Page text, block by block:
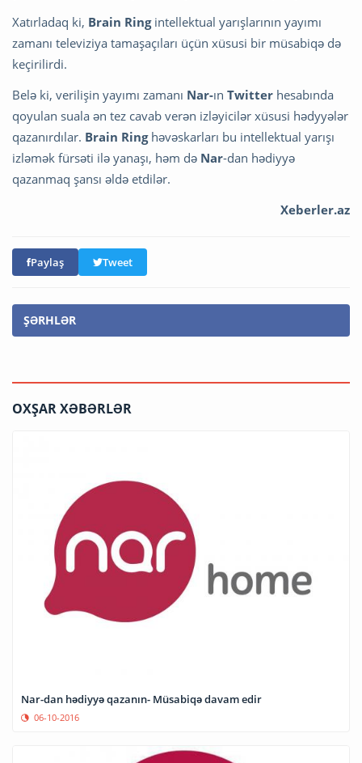
Xatırladaq ki, Brain Ringintellektual yarışlarının yayımı
zamanı televiziya tamaşaçıları üçün xüsusi bir müsabiqə də
keçirilirdi.
Belə ki, verilişin yayımı zamanı Nar-ın Twitter hesabında
qoyulan suala ən tez cavab verən izləyicilər xüsusi hədyyələr
qazanırdılar. Brain Ringhəvəskarları bu intellektual yarışı
izləmək fürsəti ilə yanaşı, həm də Nar-dan hədiyyə
qazanmaq şansı əldə etdilər.
Xeberler.az
Paylaş Tweet
ŞƏRHLƏR
OXŞAR XƏBƏRLƏR
Nar-dan hədiyyə qazanın- Müsabiqə davam edir
06-10-2016